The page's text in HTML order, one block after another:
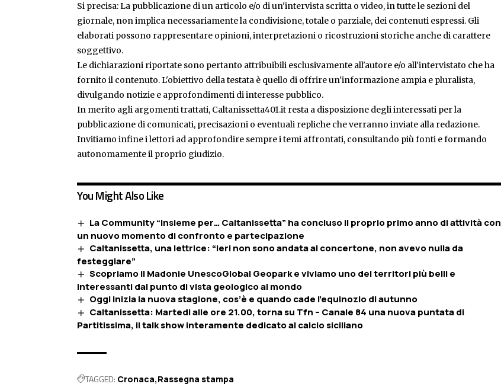
Si precisa: La pubblicazione di un articolo e/o di un'intervista scritta o video, in tutte le sezioni del
giornale, non implica necessariamente la condivisione, totale o parziale, dei contenuti espressi. Gli
elaborati possono rappresentare opinioni, interpretazioni o ricostruzioni storiche anche di carattere
soggettivo.
Le dichiarazioni riportate sono pertanto attribuibili esclusivamente all'autore e/o all'intervistato che ha
fornito il contenuto. L'obiettivo della testata è quello di offrire un'informazione ampia e pluralista,
divulgando notizie e approfondimenti di interesse pubblico.
In merito agli argomenti trattati, Caltanissetta401.it resta a disposizione degli interessati per la
pubblicazione di comunicati, precisazioni o eventuali repliche che verranno inviate alla redazione.
Invitiamo infine i lettori ad approfondire sempre i temi affrontati, consultando più fonti e formando
autonomamente il proprio giudizio.
You Might Also Like
La Community “Insieme per… Caltanissetta” ha concluso il proprio primo anno di attività con
un nuovo momento di confronto e partecipazione
Caltanissetta, una lettrice: “ieri non sono andata al concertone, non avevo nulla da
festeggiare”
Scopriamo il Madonie UnescoGlobal Geopark e viviamo uno dei territori più belli e
interessanti dal punto di vista geologico al mondo
Oggi inizia la nuova stagione, cos’è e quando cade l’equinozio di autunno
Caltanissetta: Martedi alle ore 21.00, torna su Tfn – Canale 84 una nuova puntata di
Partitissima, il talk show interamente dedicato al calcio siciliano
TAGGED: Cronaca Rassegna stampa